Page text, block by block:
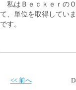
私はＢｅｃｋｅｒの
て、単位を取得してい
です。
<< 前へ